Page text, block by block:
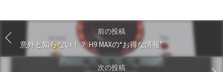
前の投稿
意外と知らない！？ H9 MAXの“お得な情報”
次の投稿